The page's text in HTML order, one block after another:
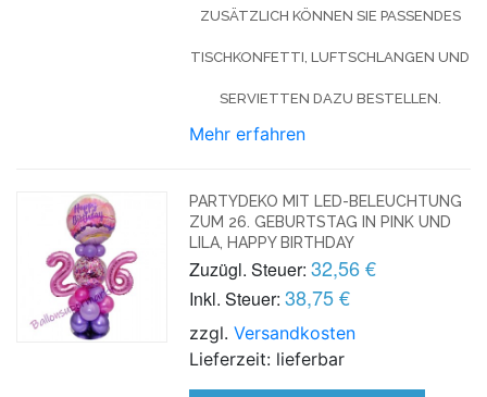
ZUSÄTZLICH KÖNNEN SIE PASSENDES
TISCHKONFETTI, LUFTSCHLANGEN UND
SERVIETTEN DAZU BESTELLEN.
Mehr erfahren
PARTYDEKO MIT LED-BELEUCHTUNG
ZUM 26. GEBURTSTAG IN PINK UND
LILA, HAPPY BIRTHDAY
Zuzügl. Steuer: 32,56 €
Inkl. Steuer: 38,75 €
zzgl.Versandkosten
Lieferzeit: lieferbar